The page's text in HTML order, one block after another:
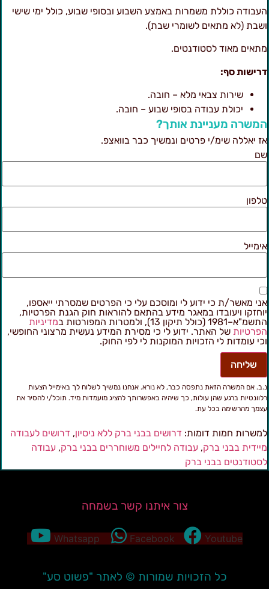
כוללת משמרות באמצע השבוע ובסופי שבוע, כולל ימי שישי
(לא מתאים לשומרי שבת).
מאוד לסטודנטים.
סף:
שירות צבאי מלא – חובה.
יכולת עבודה בסופי שבוע – חובה.
מעניינת אותך?
יאללה שימ/י פרטים ונמשיך כבר בוואצפ.
מאשר/ת כי ידוע לי ומוסכם עלי כי הפרטים שמסרתי ייאספו,
ויעובדו במאגר מידע בהתאם להוראות חוק הגנת הפרטיות,
(כולל תיקון 13), ולמטרות המפורטות ב
מדיניות
של האתר. ידוע לי כי מסירת המידע נעשית מרצוני החופשי,
עומדות לי הזכויות המוקנות לי לפי החוק.
שליחה
אם המשרה הזאת נתפסה כבר, לא נורא. אנחנו נמשיך לשלוח לך באימייל הצעות
ברגע שהן עולות, כך שיהיה באפשרותך להציג מועמדות מיד. תוכל/י להסיר את
מהרשימה בכל עת.
חמות דומות:דרושים בבני ברק ללא ניסיון,דרושים לעבודה
בבני ברק,עבודה לחיילים משוחררים בבני ברק,עבודה
בבני ברק
צור איתנו קשר בשמחה
Whatsapp Facebook Youtube
כל הזכויות שמורות © לאתר "פשוט סע"